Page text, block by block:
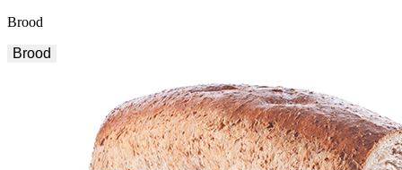
Brood
Brood